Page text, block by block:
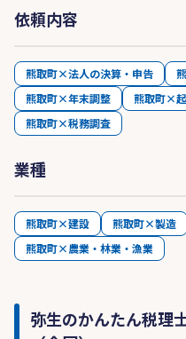
依頼内容
熊取町×法人の決算・申告
熊取町×年末調整
熊取町×
熊取町×税務調査
業種
熊取町×建設 熊取町×製造
熊取町×農業・林業・漁業
弥生のかんたん税